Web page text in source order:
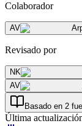
Colaborador
AV
Revisado por
NK
AV
Basado en 2
Última